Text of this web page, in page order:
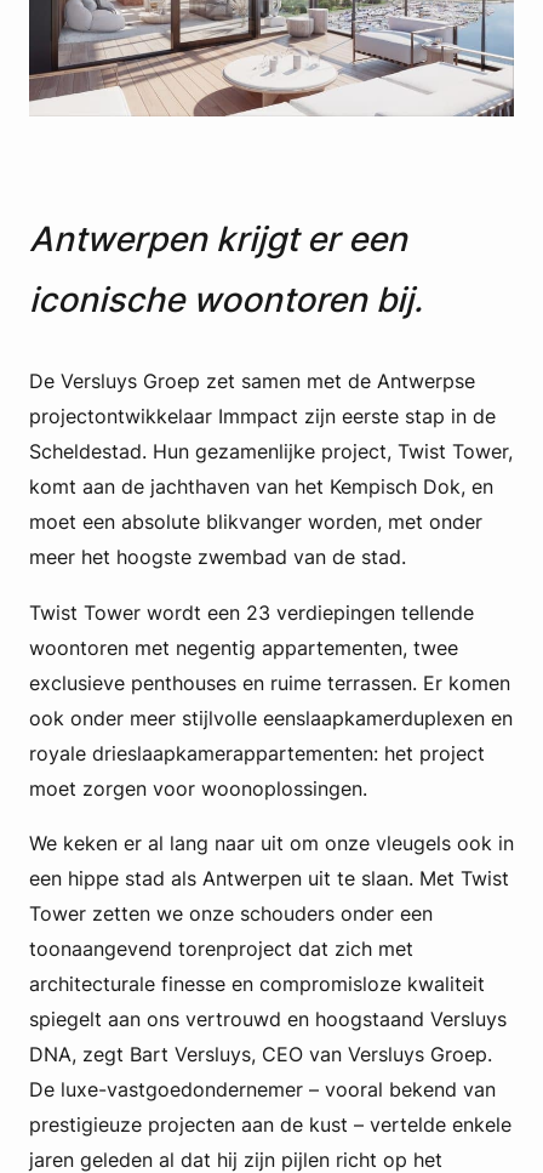
Antwerpen krijgt er een
iconische woontoren bij.
De Versluys Groep zet samen met de Antwerpse
projectontwikkelaar Immpact zijn eerste stap in de
Scheldestad. Hun gezamenlijke project, Twist Tower,
komt aan de jachthaven van het Kempisch Dok, en
moet een absolute blikvanger worden, met onder
meer het hoogste zwembad van de stad.
Twist Tower wordt een 23 verdiepingen tellende
woontoren met negentig appartementen, twee
exclusieve penthouses en ruime terrassen. Er komen
ook onder meer stijlvolle eenslaapkamerduplexen en
royale drieslaapkamerappartementen: het project
moet zorgen voor woonoplossingen.
We keken er al lang naar uit om onze vleugels ook in
een hippe stad als Antwerpen uit te slaan. Met Twist
Tower zetten we onze schouders onder een
toonaangevend torenproject dat zich met
architecturale finesse en compromisloze kwaliteit
spiegelt aan ons vertrouwd en hoogstaand Versluys
DNA, zegt Bart Versluys, CEO van Versluys Groep.
De luxe-vastgoedondernemer – vooral bekend van
prestigieuze projecten aan de kust – vertelde enkele
jaren geleden al dat hij zijn pijlen richt op het